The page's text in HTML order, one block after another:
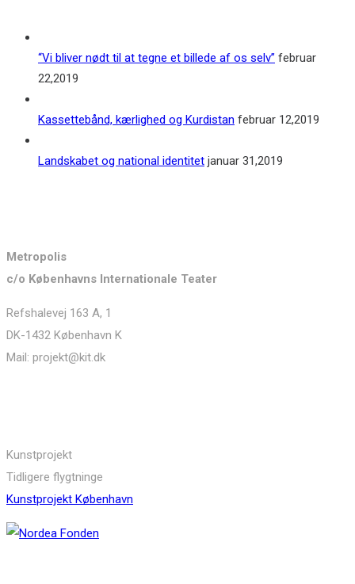
“Vi bliver nødt til at tegne et billede af os selv” februar
22,2019
Kassettebånd, kærlighed og Kurdistan februar 12,2019
Landskabet og national identitet januar 31,2019
Metropolis
c/o Københavns Internationale Teater
Refshalevej 163 A, 1
DK-1432 København K
Mail: projekt@kit.dk
Kunstprojekt
Tidligere flygtninge
Kunstprojekt København